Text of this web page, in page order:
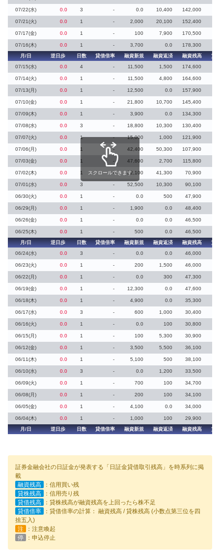
07/22(水) 0.0 3 - 0.0 10,400 142,000
07/21(火) 0.0 1 - 2,000 20,100 152,400
07/17(金) 0.0 1 - 100 7,900 170,500
07/16(木) 0.0 1 - 3,700 0.0
178,300
月/日
逆日歩 日数 貸借倍率 融資新規 融資返済 融資残高
貸
07/15(水)
0.0 4 - 11,500 1,500 174,600
07/14(火) 0.0 1 - 11,500 4,800 164,600
07/13(月) 0.0 1 - 12,500 0.0 157,900
07/10(金) 0.0 1 - 21,800 10,700 145,400
07/09(木) 0.0 1 - 3,900 0.0 134,300
07/08(水) 0.0 3 - 18,800 10,300 130,400
07/07(火) 0.0 1 - 15,000 1,000 121,900
07/06(月) 0.0 1 - 42,400 50,300 107,900
07/03(金) 0.0 1 - 47,600 2,700 115,800
07/02(木) 0.0 1 - 22,100 41,300 70,900
07/01(水) 0.0 3 - 52,500 10,300 90,100
06/30(火) 0.0 1 - 0.0 500 47,900
06/29(月) 0.0 1 - 1,900 0.0 48,400
06/26(金) 0.0 1 - 0.0 0.0 46,500
06/25(木) 0.0 1 - 500 0.0
46,500
月/日
逆日歩 日数 貸借倍率 融資新規 融資返済 融資残高
貸
06/24(水)
0.0 3 - 0.0 0.0 46,000
06/23(火) 0.0 1 - 200 1,500 46,000
06/22(月) 0.0 1 - 0.0 300 47,300
06/19(金) 0.0 1 - 12,300 0.0 47,600
06/18(木) 0.0 1 - 4,900 0.0 35,300
06/17(水) 0.0 3 - 600 1,000 30,400
06/16(火) 0.0 1 - 0.0 100 30,800
06/15(月) 0.0 1 - 100 5,300 30,900
06/12(金) 0.0 1 - 3,500 5,500 36,100
06/11(木) 0.0 1 - 5,100 500 38,100
06/10(水) 0.0 3 - 0.0 1,200 33,500
06/09(火) 0.0 1 - 700 100 34,700
06/08(月) 0.0 1 - 200 100 34,100
06/05(金) 0.0 1 - 4,100 0.0 34,000
06/04(木) 0.0 1 - 1,000 100
29,900
月/日
逆日歩 日数 貸借倍率 融資新規 融資返済 融資残高 貸
スクロールできます
証券金融会社の日証金が発表する「日証金貸借取引残高」を時系列に掲
載
融資残高
：信用買い残
貸株残高
：信用売り残
貸借残高
：貸株残高が融資残高を上回ったら株不足
貸借倍率
：貸借倍率の計算： 融資残高 / 貸株残高 (小数点第三位を四
捨五入)
注
：注意喚起
停
：申込停止